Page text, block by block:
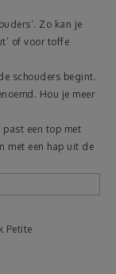
Zo kan je
of voor toffe
schouders begint.
Hou je meer
een top met
met een hap uit de
Petite